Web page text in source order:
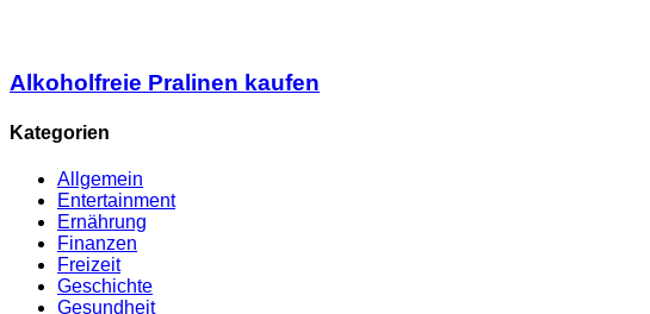
Alkoholfreie Pralinen kaufen
Kategorien
Allgemein
Entertainment
Ernährung
Finanzen
Freizeit
Geschichte
Gesundheit